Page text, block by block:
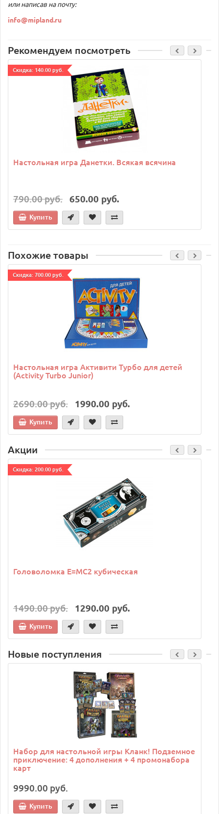
или написав на почту:
info@mipland.ru
Рекомендуем посмотреть
Cкидка: 140.00 руб.
Настольная игра Данетки. Всякая всячина
790.00 руб. 650.00 руб.
Купить
Похожие товары
Cкидка: 700.00 руб.
Настольная игра Активити Турбо для детей
(Activity Turbo Junior)
2690.00 руб. 1990.00 руб.
Купить
Акции
Cкидка: 200.00 руб.
Головоломка E=MC2 кубическая
1490.00 руб. 1290.00 руб.
Купить
Новые поступления
Набор для настольной игры Кланк! Подземное
приключение: 4 дополнения + 4 промонабора
карт
9990.00 руб.
Купить